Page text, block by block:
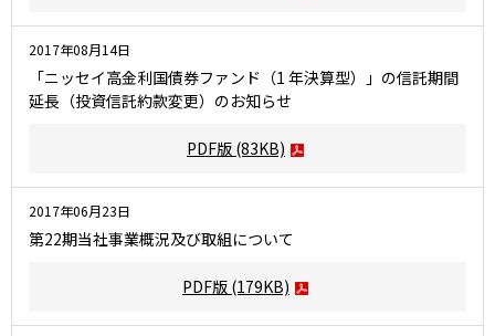
2017年08月14日
「ニッセイ高金利国債券ファンド（1 年決算型）」の信託期間
延長（投資信託約款変更）のお知らせ
PDF版 (83KB)
2017年06月23日
第22期当社事業概況及び取組について
PDF版 (179KB)